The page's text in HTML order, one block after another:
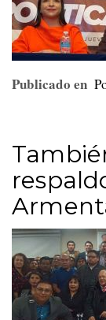
Publicado en